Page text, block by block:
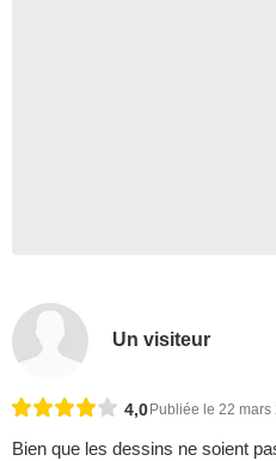
Un visiteur
4,0 Publiée le 22 mars
Bien que les dessins ne soient